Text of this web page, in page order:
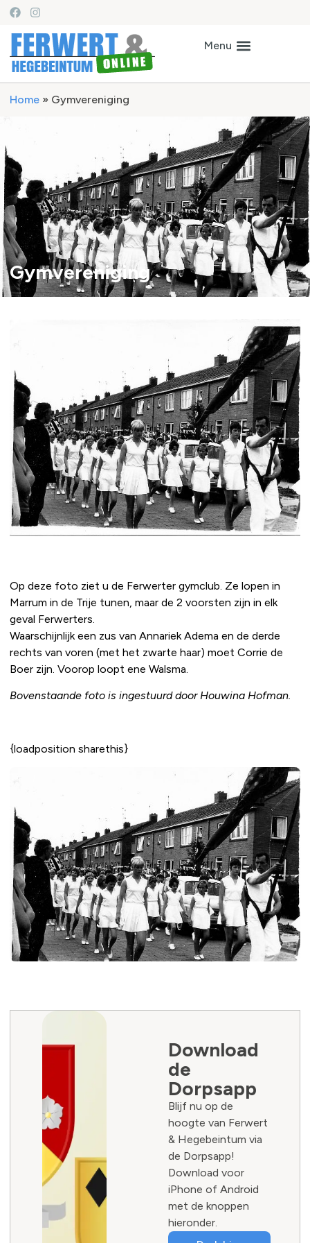
Home » Gymvereniging
Gymvereniging
Op deze foto ziet u de Ferwerter gymclub. Ze lopen in
Marrum in de Trije tunen, maar de 2 voorsten zijn in elk
geval Ferwerters.
Waarschijnlijk een zus van Annariek Adema en de derde
rechts van voren (met het zwarte haar) moet Corrie de
Boer zijn. Voorop loopt ene Walsma.
Bovenstaande foto is ingestuurd door Houwina Hofman.
{loadposition sharethis}
Download
de
Dorpsapp
Blijf nu op de
hoogte van Ferwert
& Hegebeintum via
de Dorpsapp!
Download voor
iPhone of Android
met de knoppen
hieronder.